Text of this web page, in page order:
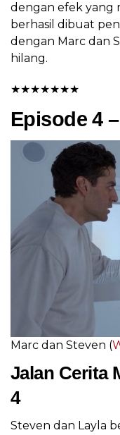
dengan efek yang
berhasil dibuat
dengan Marc dan
hilang.
★★★★★★★
Episode 4
Marc dan Steven (
Jalan Cerita
4
Steven dan Layla